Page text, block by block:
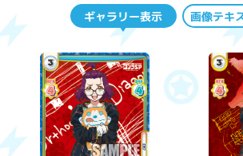
ギャラリー表示 画像テキ